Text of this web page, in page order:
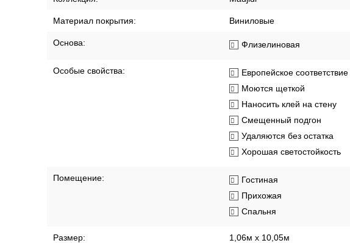
Материал покрытия: Виниловые
Основа: Флизелиновая
Особые свойства:
Европейское соответствие
Моются щеткой
Наносить клей на стену
Смещенный подгон
Удаляются без остатка
Хорошая светостойкость
Помещение:
Гостиная
Прихожая
Спальня
Размер: 1,06м х 10,05м